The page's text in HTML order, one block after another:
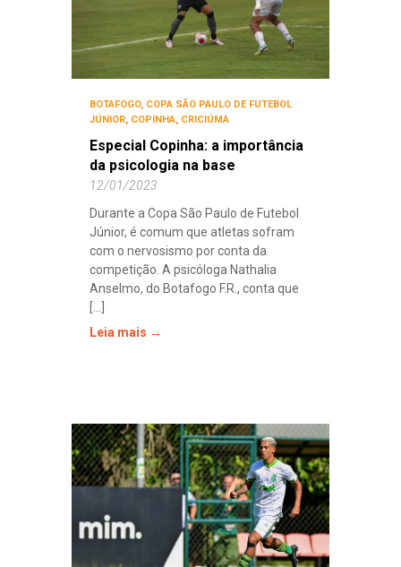
BOTAFOGO, COPA SÃO PAULO DE FUTEBOL
JÚNIOR, COPINHA, CRICIÚMA
Especial Copinha: a importância
da psicologia na base
12/01/2023
Durante a Copa São Paulo de Futebol
Júnior, é comum que atletas sofram
com o nervosismo por conta da
competição. A psicóloga Nathalia
Anselmo, do Botafogo F.R., conta que
[...]
Leia mais →